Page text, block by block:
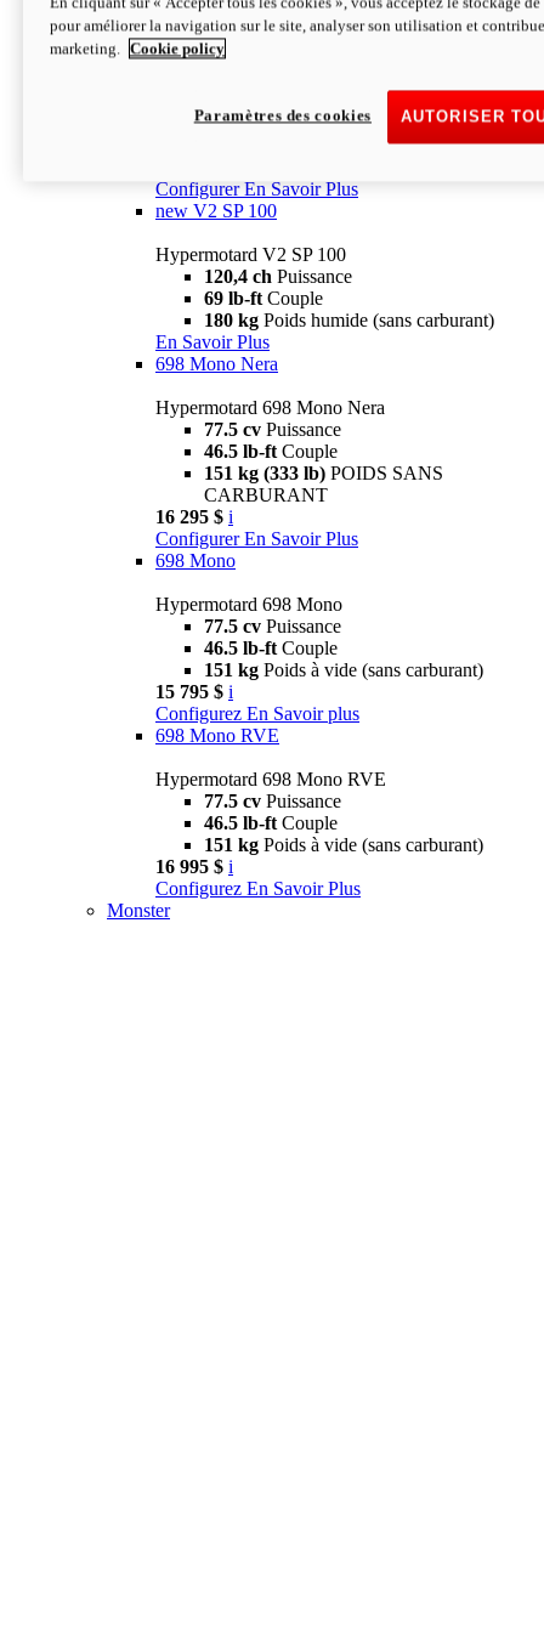
Configurer En Savoir Plus
newV2 SP
69 lb-ftCouple
Poids humide (sans carburant)
Configurer En Savoir Plus
new V2 SP 100
Hypermotard V2 SP 100
120,4 ch Puissance
69 lb-ft Couple
180 kg Poids humide (sans carburant)
En Savoir Plus
698 Mono Nera
Hypermotard 698 Mono Nera
77.5 cv Puissance
46.5 lb-ft Couple
151 kg (333 lb) POIDS SANS
CARBURANT
16 295 $ i
Configurer En Savoir Plus
698 Mono
Hypermotard 698 Mono
77.5 cv Puissance
46.5 lb-ft Couple
151 kg Poids à vide (sans carburant)
15 795 $ i
Configurez En Savoir plus
698 Mono RVE
Hypermotard 698 Mono RVE
77.5 cv Puissance
46.5 lb-ft Couple
151 kg Poids à vide (sans carburant)
16 995 $ i
Configurez En Savoir Plus
Monster
pour améliorer la navigation sur le site, analyser son utilisation et
marketing.
Cookie policy
AUTORISER
Paramètres des cookies